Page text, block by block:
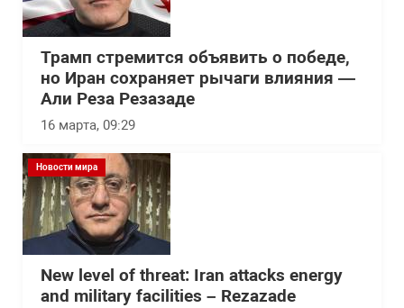
Трамп стремится объявить о победе,
но Иран сохраняет рычаги влияния —
Али Реза Резазаде
16 марта, 09:29
Новости мира
New level of threat: Iran attacks energy
and military facilities – Rezazade